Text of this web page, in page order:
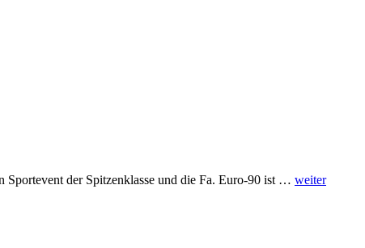
Sportevent der Spitzenklasse und die Fa. Euro-90 ist … weiter